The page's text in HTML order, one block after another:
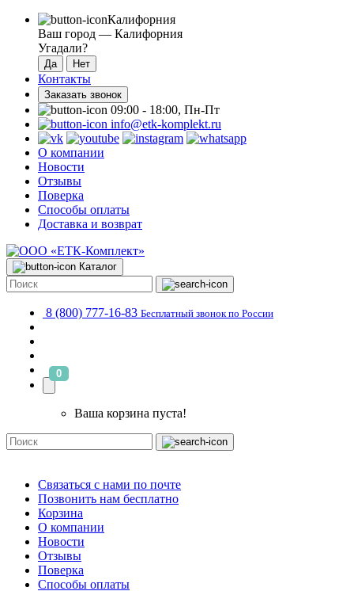
Калифорния
Ваш город — Калифорния
Угадали?
Контакты
Заказать звонок
09:00 - 18:00, Пн-Пт
info@etk-komplekt.ru
О компании
Новости
Отзывы
Поверка
Способы оплаты
Доставка и возврат
Каталог
8 (800) 777-16-83 Бесплатный звонок по России
0
Ваша корзина пуста!
Связаться с нами по почте
Позвонить нам бесплатно
Корзина
О компании
Новости
Отзывы
Поверка
Способы оплаты